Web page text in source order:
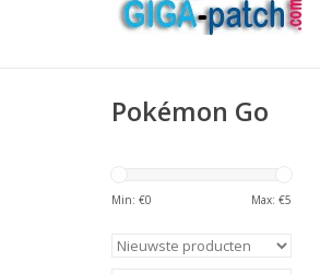
Pokémon Go
Min: €0 Max: €5